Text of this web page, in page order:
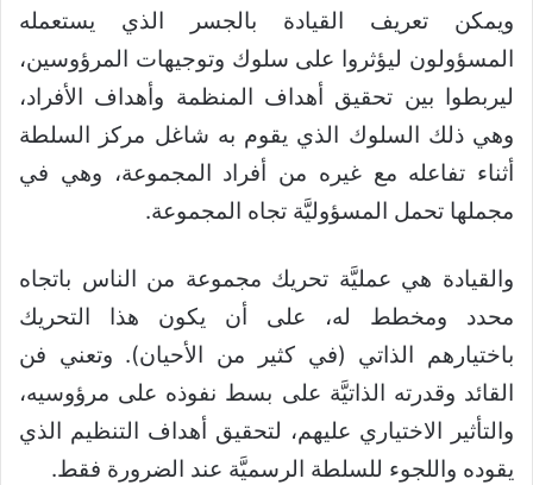
ويمكن تعريف القيادة بالجسر الذي يستعمله
المسؤولون ليؤثروا على سلوك وتوجيهات المرؤوسين،
ليربطوا بين تحقيق أهداف المنظمة وأهداف الأفراد،
وهي ذلك السلوك الذي يقوم به شاغل مركز السلطة
أثناء تفاعله مع غيره من أفراد المجموعة، وهي في
مجملها تحمل المسؤوليَّة تجاه المجموعة.
والقيادة هي عمليَّة تحريك مجموعة من الناس باتجاه
محدد ومخطط له، على أن يكون هذا التحريك
باختيارهم الذاتي (في كثير من الأحيان). وتعني فن
القائد وقدرته الذاتيَّة على بسط نفوذه على مرؤوسيه،
والتأثير الاختياري عليهم، لتحقيق أهداف التنظيم الذي
يقوده واللجوء للسلطة الرسميَّة عند الضرورة فقط.